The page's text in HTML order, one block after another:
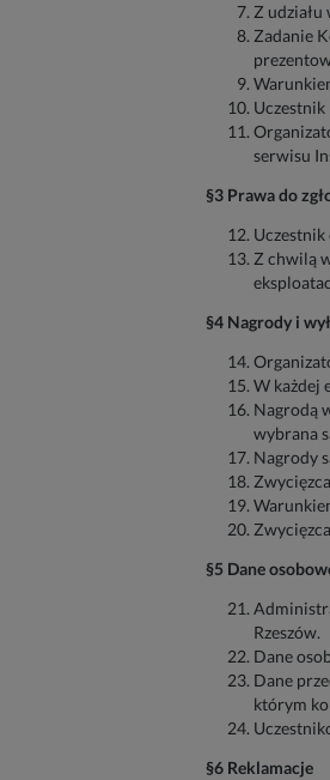
Z
Zadanie
serwisu
§3 Prawa do
Uczestnik
Z chwilą
§4 Nagrody i
W każdej
Nagrodą
wybrana
Nagrody
§5 Dane
Rzeszów.
Dane
Dane
którym
§6 Reklamacje